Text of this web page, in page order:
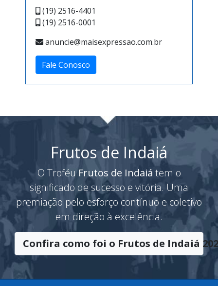
(19) 2516-4401
(19) 2516-0001
anuncie@maisexpressao.com.br
Fale Conosco
Frutos de Indaiá
O TroféuFrutos de Indaiá tem o
significado de sucesso e vitória. Uma
premiação pelo esforço contínuo e coletivo
em direção à excelência.
Confira como foi o Frutos de Indaiá